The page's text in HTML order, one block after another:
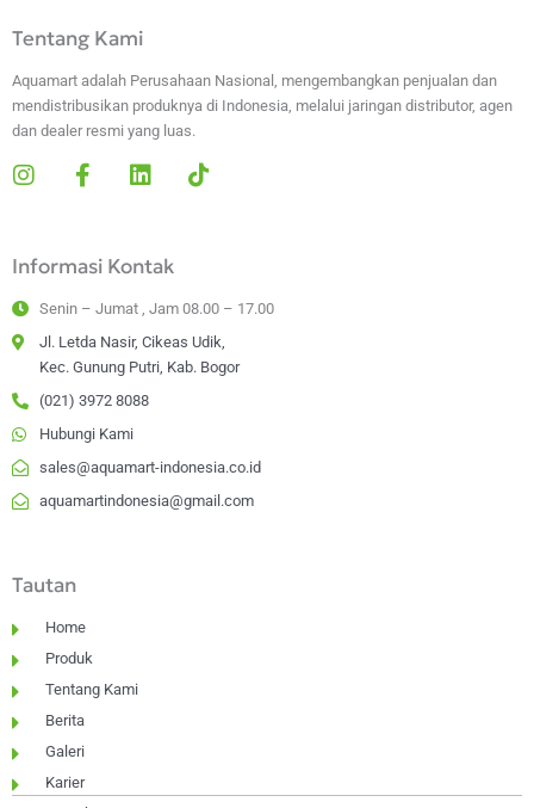
Tentang Kami
Aquamart adalah Perusahaan Nasional, mengembangkan penjualan dan
mendistribusikan produknya di Indonesia, melalui jaringan distributor, agen
dan dealer resmi yang luas.
I
a
g
r
a
m
F
b
o
k
-
f
L
e
i
n
T
Informasi Kontak
Senin – Jumat , Jam 08.00 – 17.00
Jl. Letda Nasir, Cikeas Udik,
Kec. Gunung Putri, Kab. Bogor
(021) 3972 8088
Hubungi Kami
sales@aquamart-indonesia.co.id
aquamartindonesia@gmail.com
Tautan
Home
Produk
Tentang Kami
Berita
Galeri
Karier